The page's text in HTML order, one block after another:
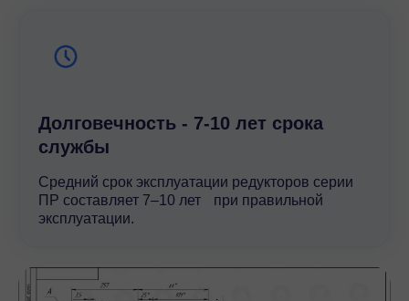
Долговечность - 7-10 лет срока
службы
Средний срок эксплуатации редукторов серии
ПР составляет 7–10 лет при правильной
эксплуатации.